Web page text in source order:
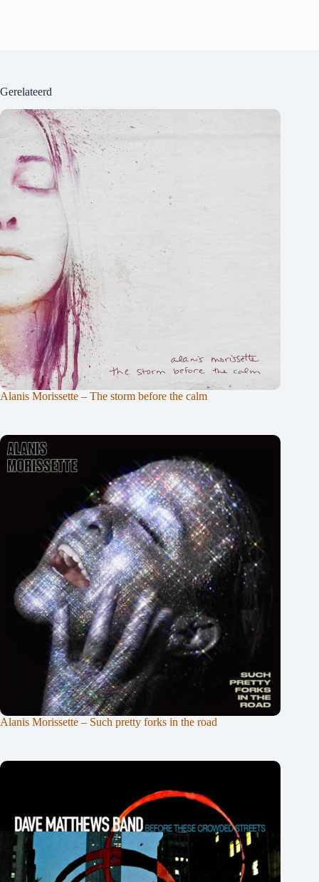
Gerelateerd
Alanis Morissette – The storm before the calm
Alanis Morissette – Such pretty forks in the road